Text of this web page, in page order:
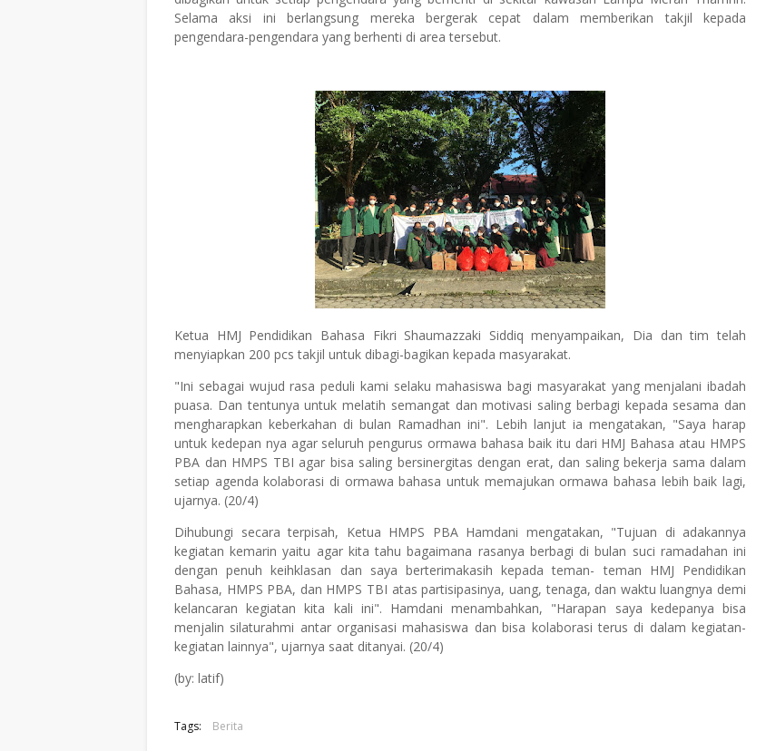
Selama aksi ini berlangsung mereka bergerak cepat dalam memberikan takjil kepada
pengendara-pengendara yang berhenti di area tersebut.
Ketua HMJ Pendidikan Bahasa Fikri Shaumazzaki Siddiq menyampaikan, Dia dan tim telah
menyiapkan 200 pcs takjil untuk dibagi-bagikan kepada masyarakat.
"Ini sebagai wujud rasa peduli kami selaku mahasiswa bagi masyarakat yang menjalani ibadah
puasa. Dan tentunya untuk melatih semangat dan motivasi saling berbagi kepada sesama dan
mengharapkan keberkahan di bulan Ramadhan ini". Lebih lanjut ia mengatakan, "Saya harap
untuk kedepan nya agar seluruh pengurus ormawa bahasa baik itu dari HMJ Bahasa atau HMPS
PBA dan HMPS TBI agar bisa saling bersinergitas dengan erat, dan saling bekerja sama dalam
setiap agenda kolaborasi di ormawa bahasa untuk memajukan ormawa bahasa lebih baik lagi,
ujarnya. (20/4)
Dihubungi secara terpisah, Ketua HMPS PBA Hamdani mengatakan, "Tujuan di adakannya
kegiatan kemarin yaitu agar kita tahu bagaimana rasanya berbagi di bulan suci ramadahan ini
dengan penuh keihklasan dan saya berterimakasih kepada teman- teman HMJ Pendidikan
Bahasa, HMPS PBA, dan HMPS TBI atas partisipasinya, uang, tenaga, dan waktu luangnya demi
kelancaran kegiatan kita kali ini". Hamdani menambahkan, "Harapan saya kedepanya bisa
menjalin silaturahmi antar organisasi mahasiswa dan bisa kolaborasi terus di dalam kegiatan-
kegiatan lainnya", ujarnya saat ditanyai. (20/4)
(by: latif)
Tags: Berita